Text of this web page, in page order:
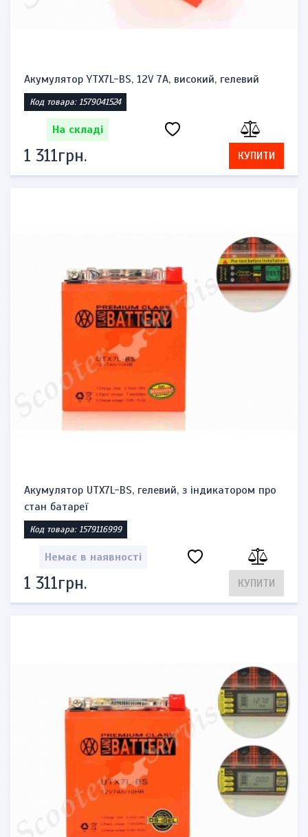
Акумулятор YTX7L-BS, 12V 7A, високий, гелевий
Код товара: 1579041524
На складі
1 311грн. КУПИТИ
Акумулятор UTX7L-BS, гелевий, з індикатором про
стан батареї
Код товара: 1579116999
Немає в наявності
1 311грн. КУПИТИ